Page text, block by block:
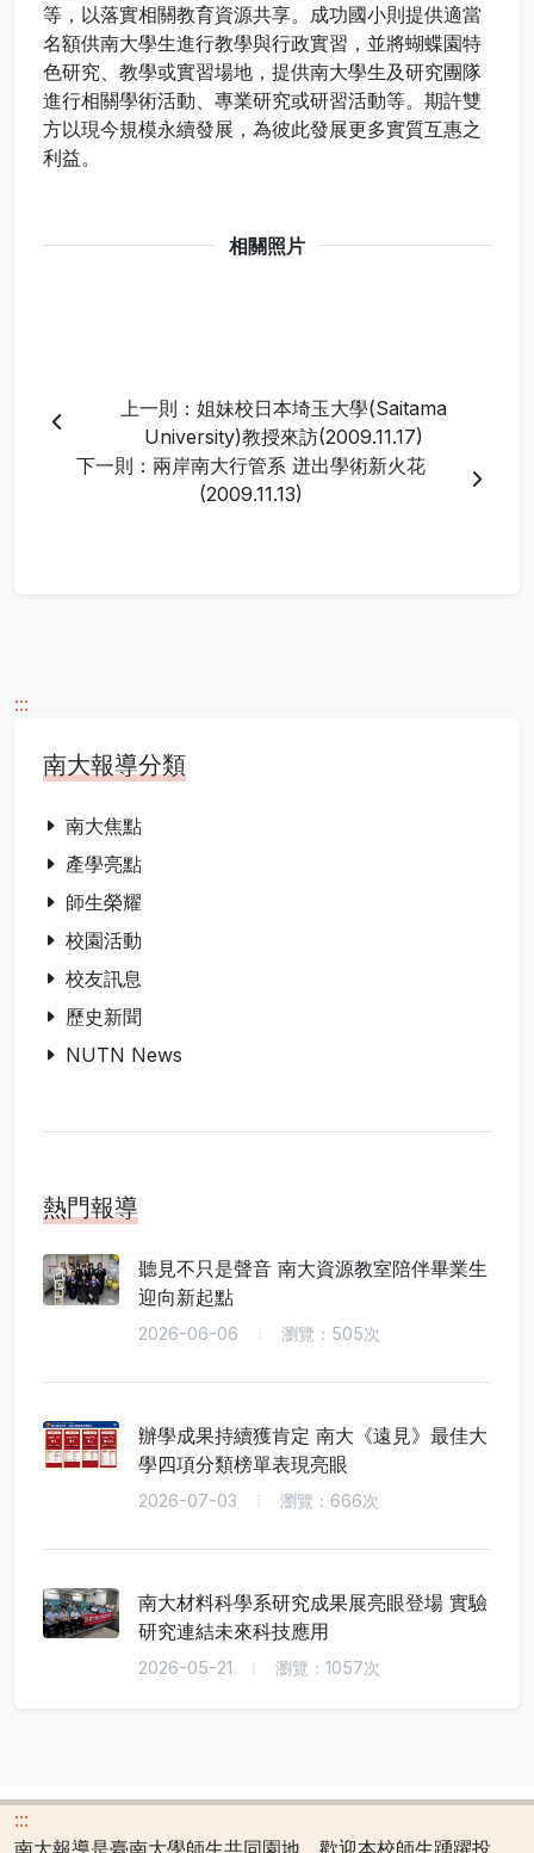
等，以落實相關教育資源共享。成功國小則提供適當
名額供南大學生進行教學與行政實習，並將蝴蝶園特
色研究、教學或實習場地，提供南大學生及研究團隊
進行相關學術活動、專業研究或研習活動等。期許雙
方以現今規模永續發展，為彼此發展更多實質互惠之
利益。
相關照片
上一則：姐妹校日本埼玉大學(Saitama
University)教授來訪(2009.11.17)
下一則：兩岸南大行管系 迸出學術新火花
(2009.11.13)
:::
南大報導分類
南大焦點
產學亮點
師生榮耀
校園活動
校友訊息
歷史新聞
NUTN News
熱門報導
聽見不只是聲音 南大資源教室陪伴畢業生
迎向新起點
2026-06-06 瀏覽：505次
辦學成果持續獲肯定 南大《遠見》最佳大
學四項分類榜單表現亮眼
2026-07-03 瀏覽：666次
南大材料科學系研究成果展亮眼登場 實驗
研究連結未來科技應用
2026-05-21 瀏覽：1057次
:::
南大報導是臺南大學師生共同園地，歡迎本校師生踴躍投